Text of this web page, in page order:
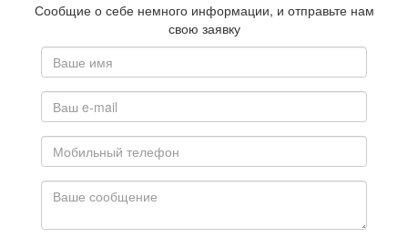
Сообщие о себе немного информации, и отправьте нам
свою заявку